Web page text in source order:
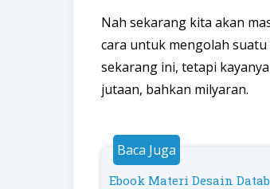
Nah sekarang kita akan
cara untuk mengolah
sekarang ini, tetapi
jutaan, bahkan milyaran.
Ebook Materi Desain